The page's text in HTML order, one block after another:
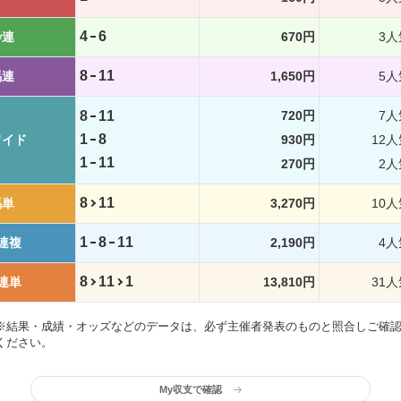
4 6 670円 3人
8 11 1,650円 5人
ド
8
11
1
8
1
11
720円
930円
270円
7人
12人
2人
8 11 3,270円 10人
複 1 8 11 2,190円 4人
単 8 11 1 13,810円 31人
果・成績・オッズなどのデータは、必ず主催者発表のものと照合しご確認
ださい。
My収支で確認